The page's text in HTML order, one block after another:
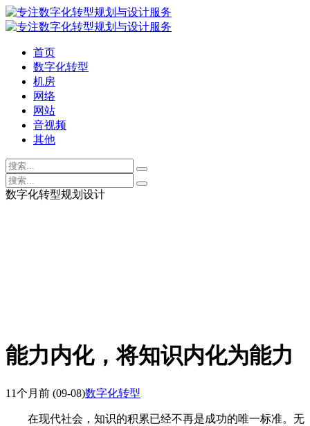
首页
数字化转型
机房
网络
网站
音视频
其他
数字化转型规划设计
能力内化，将知识内化为能力
11个月前 (09-08)数字化转型
在现代社会，知识的积累已经不再是成功的唯一标准。无